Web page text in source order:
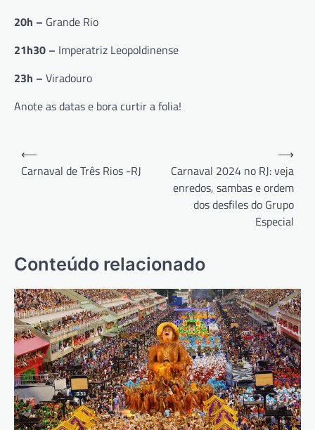
20h – Grande Rio
21h30 – Imperatriz Leopoldinense
23h – Viradouro
Anote as datas e bora curtir a folia!
Navegação
de
⟵
Carnaval de Três Rios -RJ
Carnaval 2024 no RJ: veja
enredos, sambas e ordem
dos desfiles do Grupo
Especial
⟶
Conteúdo relacionado